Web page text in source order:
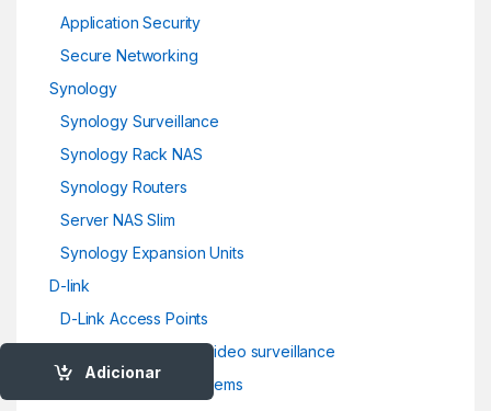
Adicionar
Application Security
Secure Networking
Synology
Synology Surveillance
Synology Rack NAS
Synology Routers
Server NAS Slim
Synology Expansion Units
D-link
D-Link Access Points
D-Link cameras and video surveillance
D-Link Wifi Mesh Systems